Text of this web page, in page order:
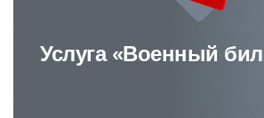
Услуга «Военный